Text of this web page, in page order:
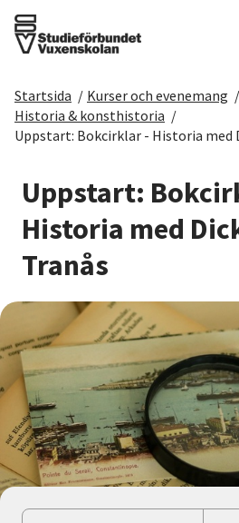
Det här gör vi
Sök kurser och
Om SV
Starta studiecirkel
Cirkelledare
Nyheter
Avdelningar
Startsida / Kurser och evenemang /
Historia & konsthistoria /
Uppstart: Bokcirklar - Historia med
Uppstart:
Historia med
Tranås